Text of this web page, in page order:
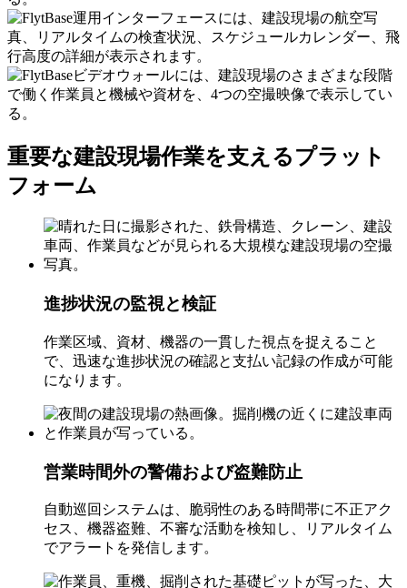
重要な建設現場作業を支えるプラット
フォーム
進捗状況の監視と検証
作業区域、資材、機器の一貫した視点を捉えること
で、迅速な進捗状況の確認と支払い記録の作成が可能
になります。
営業時間外の警備および盗難防止
自動巡回システムは、脆弱性のある時間帯に不正アク
セス、機器盗難、不審な活動を検知し、リアルタイム
でアラートを発信します。